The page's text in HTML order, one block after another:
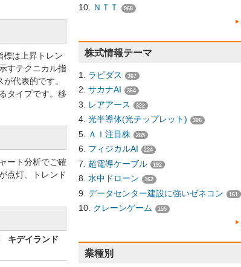
標は上昇トレン
すテクニカル指
代表的です。
タイプです。移
ート分析でご確
点灯、トレンド
キデイランド
ＮＴＴ 968
株式情報テーマ
ラピダス 367
サカナAI 364
レアアース 322
光半導体(光チップレット) 306
ＡＩ注目株 285
フィジカルAI 224
超電導ケーブル 192
水中ドローン 162
データセンター建設に強いゼネコン 161
クレーンゲーム 155
業種別